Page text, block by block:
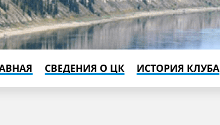
СВЕДЕНИЯ О ЦК ИСТОРИЯ КЛУБА